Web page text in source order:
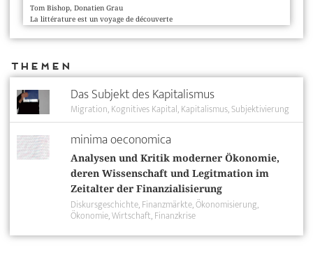
Tom Bishop, Donatien Grau
La littérature est un voyage de découverte
Themen
Das Subjekt des Kapitalismus
Migration Kognitives Kapital Kapitalismus Subjektivierung
minima oeconomica
Analysen und Kritik moderner Ökonomie,
deren Wissenschaft und Legitmation im
Zeitalter der Finanzialisierung
Diskursgeschichte Finanzmärkte Ökonomisierung
Ökonomie Wirtschaft Finanzkrise